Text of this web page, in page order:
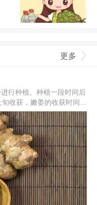
更多
行种植。种植一段时间后
收获，嫩姜的收获时间是
，老姜一般在11月份上旬
、催芽，选好种植地块，
养护管理。